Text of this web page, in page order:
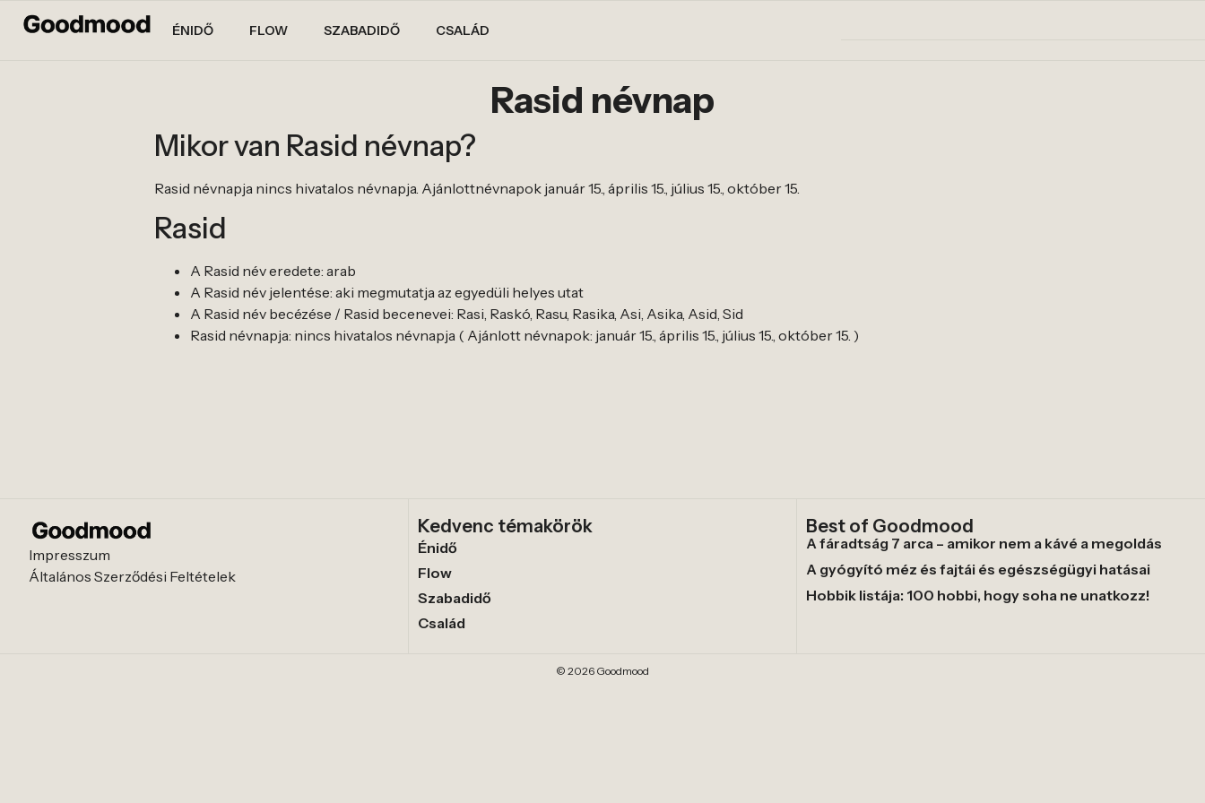
ÉNIDŐ FLOW SZABADIDŐ CSALÁD
Rasid névnap
Mikor van Rasid névnap?
Rasid névnapja nincs hivatalos névnapja. Ajánlottnévnapok január 15., április 15., július 15., október 15.
Rasid
A Rasid név eredete: arab
A Rasid név jelentése: aki megmutatja az egyedüli helyes utat
A Rasid név becézése / Rasid becenevei: Rasi, Raskó, Rasu, Rasika, Asi, Asika, Asid, Sid
Rasid névnapja: nincs hivatalos névnapja ( Ajánlott névnapok: január 15., április 15., július 15., október 15. )
Impresszum
Általános Szerződési Feltételek
Kedvenc témakörök
Énidő
Flow
Szabadidő
Család
Best of Goodmood
A fáradtság 7 arca – amikor nem a kávé a megoldás
A gyógyító méz és fajtái és egészségügyi hatásai
Hobbik listája: 100 hobbi, hogy soha ne unatkozz!
© 2026 Goodmood